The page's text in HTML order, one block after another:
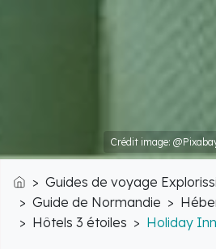
Crédit image:
Accueil
Guides de voyage
Guide de Normandie
Hôtels 3 étoiles
Holiday